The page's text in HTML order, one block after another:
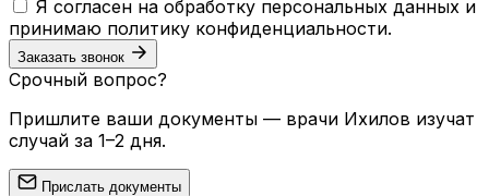
Я согласен на обработку персональных данных и
принимаю политику конфиденциальности.
Заказать звонок
Срочный вопрос?
Пришлите ваши документы — врачи Ихилов изучат
случай за 1–2 дня.
Прислать документы